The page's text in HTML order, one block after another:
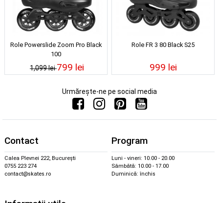
Role Powerslide Zoom Pro Black
100
1,099 lei799 lei
Role FR 3 80 Black S25
999 lei
Urmărește-ne pe social media
Contact
Calea Plevnei 222, București
0755 223 274
contact@skates.ro
Program
Luni - vineri: 10.00 - 20.00
Sâmbătă: 10.00 - 17.00
Duminică: închis